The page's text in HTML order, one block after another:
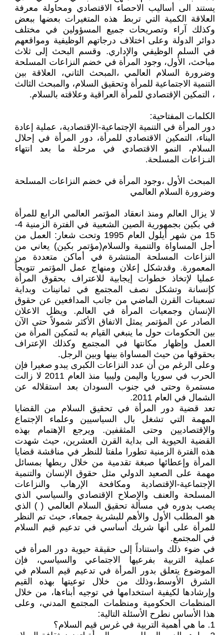
يستند الى أساليب الاحصاء الاقتصادي ومحاولة معرفة
العلاقة الكمية التي تربط هذه المتغيرات بعضها ببعض
وكذلك آراء وتصريحات جميع المسؤولين في مختلف
دوائر الدولة وعلى اختلاف درجاتهم الوظيفية ومواقعهم
في السلم الوظيفي والإداري. وقسم البحث إلى ثلاث
مباحث، الأول، وجود المرأة في خضم النزاعات المسلحة
وضرورة السلام العالمي ،المبحث الثاني، العلاقة بين
التنمية الاجتماعية للمرأة وتحقيق السلام، والمبحث الثالث
، التمكين الإقتصادي للمرأة العراقية وعلاقته بالسلام.
الكلمات المفتاحية:
دور المرأة في التنمية الإجتماعية-الإقتصادية، عملية إعادة
البناء، التمكين الاقتصادي للمرأة، دور المرأة في إحلال
السلام، النمو الاقتصادي في مرحلة ما بعد انتهاء
النـزاعات المسلحة.
المبحث الأول ،وجود المرأة في خضم النزاعات المسلحة
وضرورة السلام العالمي
لا يزال العالم ومنذ انعقاد المؤتمر العالمي الرابع للمرأة
في بكين بجمهورية الصين الشعبية في الفترة الزمنية 4-
15 من شهر أيلول العام 1995 وتحت شعار: العمل من
أجل المساواة والتنمية والسلام(مؤتمر بكين) يعاني من
النزاعات المسلحة المنتشرة في أماكن متعددة من
المعمورة. وقدشكل إعلان ومنهاج عمل المؤتمر تتويجاً
عمليا لإتخاذ خطوات إيجابية للاعتراف بحقوق المرأة
كإنسانة وتشكل نصف المجتمع في ثمانينات وبداية
تسعينات القرن الماضي من جانب المدافعين عن حقوق
الإنسان وجمعيات المرأة في العالم. ويظل الاعلان
الصادر عن المؤتمر يمثل الاتفاق الأكثر شمولاً حتى الآن
بين الحكومات حول ما ينبغي القيام به لتمكين المرأة من
العمل وإظهار مكانتها في المجتمع وكذلك الإعتراف
بحقوقها من حيث المساواة بينها وبين الرجل.
وعلى الرغم من أن عدد النزاعات الكبرى يبدو صغيرا فإن
الحرب في سوريا واليمن وليبيا منذ العام 2011 لا زالت
مستمرة وحتى في جنوب السودان بعد استقلاله عن
الشمال في العام 2011.
تعد قضية دور المرأة في تحقيق السلام من القضايا
المهمة التي تشغل بال السياسيين وعلماء الإجتماع
والإقتصاديين وحتى المثقفين. ويرجع الإهتمام بهذه
القضية الحيوية الى بداية القرن العشرين، حيث شهدت
هذه الفترة الزمنية تطورا ملفتا للنظر في مناقشة قضايا
المرأة وإعطائها صبغة تقدمية من خلال ربطها بمسائل
مهمة على الصعيد الدولي مثل حقوق الإنسان والتنمية
الإجتماعية-الإقتصادية ومكافحة الإرهاب والنزاعات
المسلحة والعنف والإصلاح الإقتصادي والسياسي الذي
يصب بدوره في مسألة تحقيق السلام العالمي ( ) الذي
هو المطلب الأول والأهم للبشرية جمعاء، حيث تم النظر
للمرأة على أنها شريك أساسي في تدعيم قيم السلام
في المجتمع.
في ضوء ذلك واستناداً إلى حقيقة حيوية دور المرأة في
عملية التربية بفرعيها الاجتماعي والسياسي، فإن
الموضوع يتعلق بدور المرأة في تدعيم قيم السلام في
الشرق الأوسط،وذلك من خلال توعيتها بهذه القيم
وإرشادها لكيفية استخدامها في توجيه أبناءها، من خلال
المنظمات الحكومية ومنظمات المجتمع المدني، وعلى
هذا الأساس نطرح الأسئلة التالية:
1. ما هي أهمية التربية في غرس قيم السلام؟